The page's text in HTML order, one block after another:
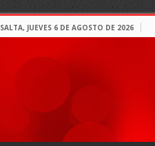
SALTA, JUEVES 6 DE AGOSTO DE 2026